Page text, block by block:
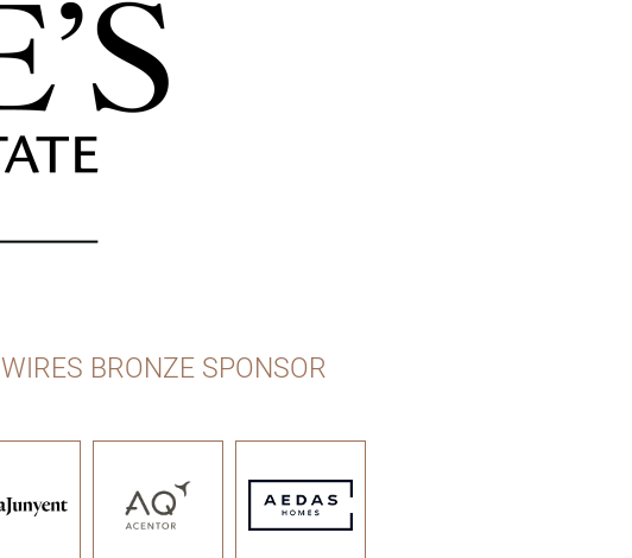
WIRES BRONZE SPONSOR